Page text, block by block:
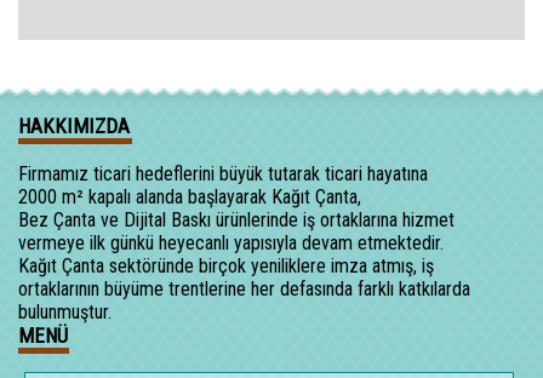
HAKKIMIZDA
Firmamız ticari hedeflerini büyük tutarak ticari hayatına
2000 m² kapalı alanda başlayarak Kağıt Çanta,
Bez Çanta ve Dijital Baskı ürünlerinde iş ortaklarına hizmet
vermeye ilk günkü heyecanlı yapısıyla devam etmektedir.
Kağıt Çanta sektöründe birçok yeniliklere imza atmış, iş
ortaklarının büyüme trentlerine her defasında farklı katkılarda
bulunmuştur.
MENÜ